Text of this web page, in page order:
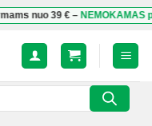
39 €–NEMOKAMAS